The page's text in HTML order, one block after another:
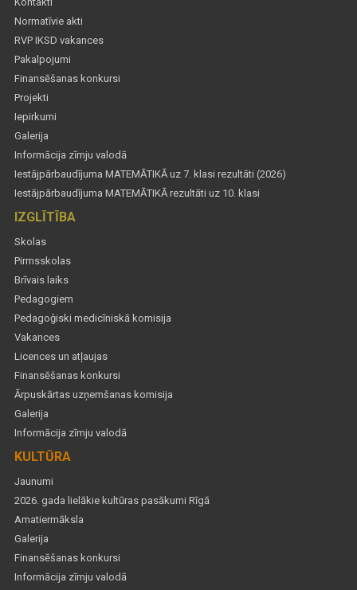
Normatīvie akti
RVP IKSD vakances
Pakalpojumi
Finansēšanas konkursi
Projekti
Iepirkumi
Galerija
Informācija zīmju valodā
Iestājpārbaudījuma MATEMĀTIKĀ uz 7. klasi rezultāti (2026)
Iestājpārbaudījuma MATEMĀTIKĀ rezultāti uz 10. klasi
IZGLĪTĪBA
Skolas
Pirmsskolas
Brīvais laiks
Pedagogiem
Pedagoģiski medicīniskā komisija
Vakances
Licences un atļaujas
Finansēšanas konkursi
Ārpuskārtas uzņemšanas komisija
Galerija
Informācija zīmju valodā
KULTŪRA
Jaunumi
2026. gada lielākie kultūras pasākumi Rīgā
Amatiermāksla
Galerija
Finansēšanas konkursi
Informācija zīmju valodā